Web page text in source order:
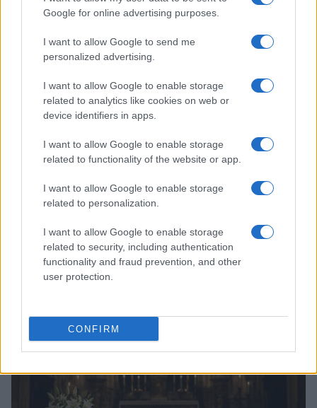
Google for online advertising purposes.
I want to allow Google to send me
personalized advertising.
I want to allow Google to enable storage
related to analytics like cookies on web or
device identifiers in apps.
I want to allow Google to enable storage
related to functionality of the website or app.
I want to allow Google to enable storage
related to personalization.
I want to allow Google to enable storage
related to security, including authentication
functionality and fraud prevention, and other
user protection.
CONFIRM
Continua a leggere
NEWS